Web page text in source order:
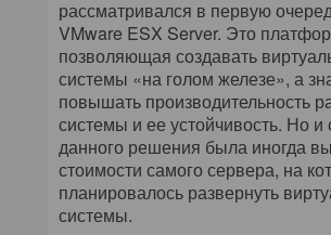
рассматривался в первую
VMware ESX Server. Это
позволяющая создавать
системы «на голом железе», а
повышать производительность
системы и ее устойчивость. Но и
данного решения была иногда
стоимости самого сервера, на
планировалось развернуть
системы.